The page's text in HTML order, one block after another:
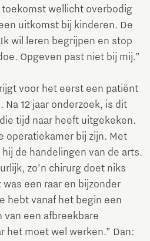
wellicht overbodig
uitkomst bij kinderen. De
wil leren begrijpen en stop
Opgeven past niet bij mij.”
voor het eerst een patiënt
Na 12 jaar onderzoek, is dit
tijd naar heeft uitgekeken.
operatiekamer bij zijn. Met
de handelingen van de arts.
zo’n chirurg doet niks
een raar en bijzonder
hebt vanaf het begin een
een afbreekbare
het moet wel werken.” Dan: